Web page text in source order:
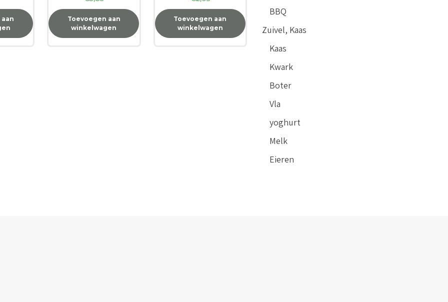
Toevoegen aan
winkelwagen
Toevoegen aan
winkelwagen
BBQ
Zuivel, Kaas
Kaas
Kwark
Boter
Vla
yoghurt
Melk
Eieren